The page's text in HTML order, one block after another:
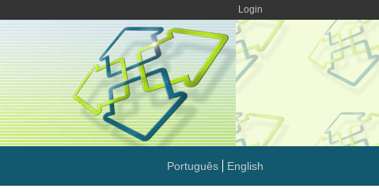
Login
Português English